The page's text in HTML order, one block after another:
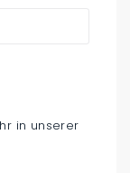
in unserer